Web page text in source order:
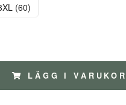
(60)
LÄGG I